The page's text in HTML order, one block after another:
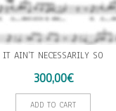
IT AIN’T NECESSARILY SO
300,00€
ADD TO CART